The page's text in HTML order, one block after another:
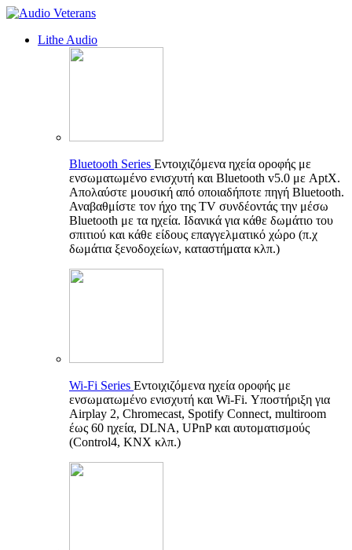
Lithe Audio
Bluetooth Series Εντοιχιζόμενα ηχεία οροφής με
ενσωματωμένο ενισχυτή και Bluetooth v5.0 με AptX.
Απολαύστε μουσική από οποιαδήποτε πηγή Bluetooth.
Αναβαθμίστε τον ήχο της TV συνδέοντάς την μέσω
Bluetooth με τα ηχεία. Ιδανικά για κάθε δωμάτιο του
σπιτιού και κάθε είδους επαγγελματικό χώρο (π.χ
δωμάτια ξενοδοχείων, καταστήματα κλπ.)
Wi-Fi Series Εντοιχιζόμενα ηχεία οροφής με
ενσωματωμένο ενισχυτή και Wi-Fi. Υποστήριξη για
Airplay 2, Chromecast, Spotify Connect, multiroom
έως 60 ηχεία, DLNA, UPnP και αυτοματισμούς
(Control4, KNX κλπ.)